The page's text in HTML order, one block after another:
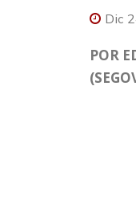
Dic
POR